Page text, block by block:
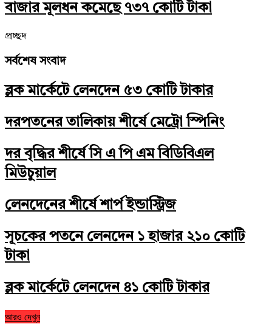
বাজার মূলধন কমেছে ৭৩৭ কোটি টাকা
প্রচ্ছদ
সর্বশেষ সংবাদ
ব্লক মার্কেটে লেনদেন ৫৩ কোটি টাকার
দরপতনের তালিকায় শীর্ষে মেট্রো স্পিনিং
দর বৃদ্ধির শীর্ষে সি এ পি এম বিডিবিএল
মিউচুয়াল
লেনদেনের শীর্ষে শার্প ইন্ডাস্ট্রিজ
সূচকের পতনে লেনদেন ১ হাজার ২১০ কোটি
টাকা
ব্লক মার্কেটে লেনদেন ৪১ কোটি টাকার
আরও দেখুন